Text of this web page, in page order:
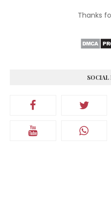
Thanks
SOCIAL